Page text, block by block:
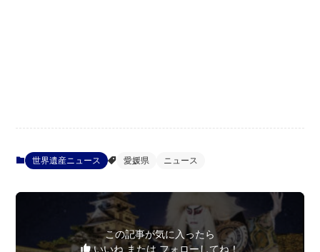
世界遺産ニュース 愛媛県 ニュース
この記事が気に入ったら
いいね または フォローしてね！